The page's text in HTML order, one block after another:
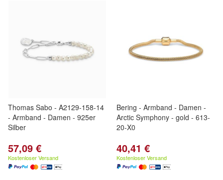
Thomas Sabo - A2129-158-14
- Armband - Damen - 925er
Silber
57,09 €
Kostenloser Versand
Bering - Armband - Damen -
Arctic Symphony - gold - 613-
20-X0
40,41 €
Kostenloser Versand